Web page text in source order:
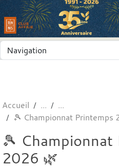
Accueil
🎾 Championnat Printemps
🎾
2026 🌿
Panneau de gestion des cookies